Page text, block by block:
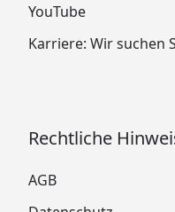
YouTube
Karriere: Wir suchen
Rechtliche
AGB